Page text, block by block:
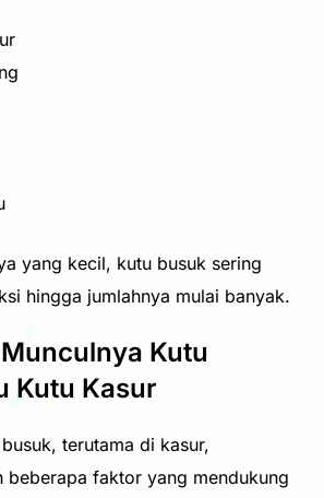
yang kecil, kutu busuk sering
hingga jumlahnya mulai banyak.
Kutu
Kutu Kasur
terutama di kasur,
beberapa faktor yang mendukung